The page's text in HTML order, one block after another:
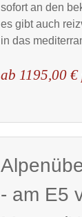
sofort an den
es gibt auch
in das
ab 1195,00 €
- am E5